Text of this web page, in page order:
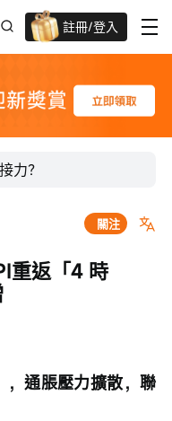
註冊/登入
迎新驚喜賞 股票/BTC等任你揀!
力？
關注
重返「4 時
，通脹壓力擴散，聯